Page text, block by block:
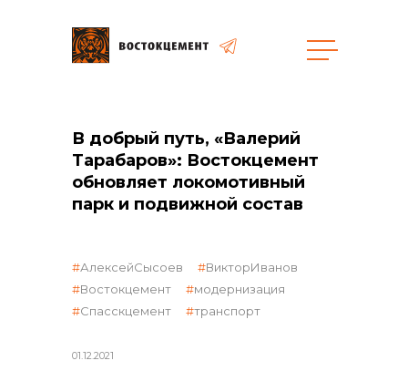
объявленные закупки
В добрый путь, «Валерий
Тарабаров»: Востокцемент
обновляет локомотивный
парк и подвижной состав
01.12.2021
АлексейСысоев
ВикторИванов
Востокцемент
модернизация
Спасскцемент
транспорт